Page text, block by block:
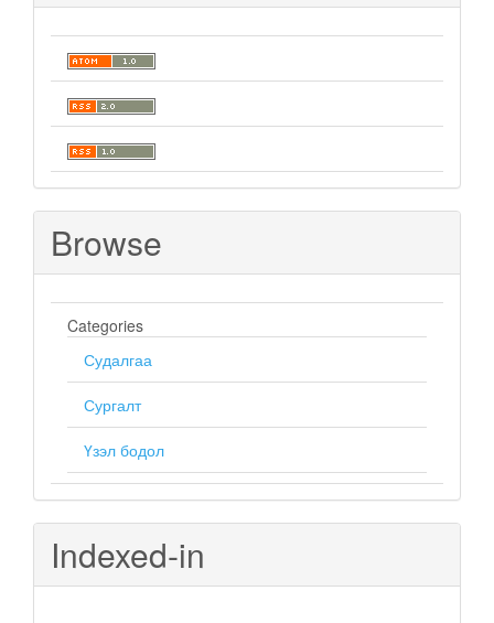
Browse
Categories
Судалгаа
Сургалт
Үзэл бодол
Indexed-in